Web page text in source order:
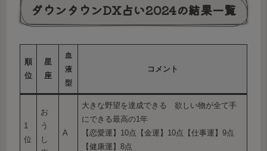
ダウンタウンDX占い2024の結果一覧
順
位
星
座
血
液
型
コメント
1
位
お
う
し
A
大きな野望を達成できる 欲しい物が全て手
にできる最高の1年
【恋愛運】10点【金運】10点【仕事運】9点
【健康運】8点